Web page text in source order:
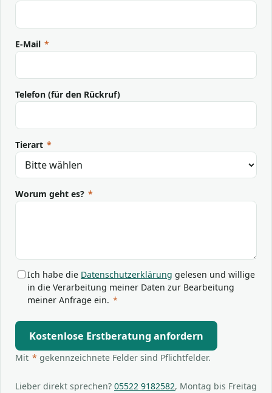
E-Mail *
Telefon (für den Rückruf)
Tierart *
Worum geht es? *
Ich habe die Datenschutzerklärung gelesen und willige
in die Verarbeitung meiner Daten zur Bearbeitung
meiner Anfrage ein. *
Kostenlose Erstberatung anfordern
Mit * gekennzeichnete Felder sind Pflichtfelder.
Lieber direkt sprechen? 05522 9182582, Montag bis Freitag